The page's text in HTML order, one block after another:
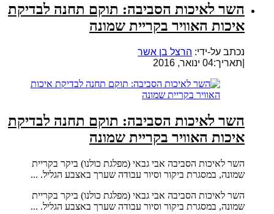
השר לאיכות הסביבה: תוקם תחנה לבדיקת
איכות האוויר בקריית שמונה
נכתב על-ידי: הרצל בן אשר
תאריך:04 ינואר, 2016
השר לאיכות הסביבה: תוקם תחנה לבדיקת
איכות האוויר בקריית שמונה
השר לאיכות הסביבה אבי גבאי (מפלגת כולנו) ביקר בקריית
שמונה, במסגרת ביקור וסיור עבודה שערך באצבע הגליל. ...
השר לאיכות הסביבה אבי גבאי (מפלגת כולנו) ביקר בקריית
שמונה, במסגרת ביקור וסיור עבודה שערך באצבע הגליל. ...